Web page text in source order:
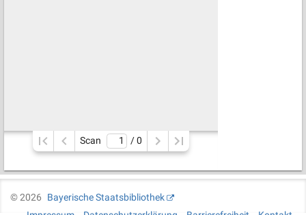
Scan / 0
©2026
Bayerische Staatsbibliothek